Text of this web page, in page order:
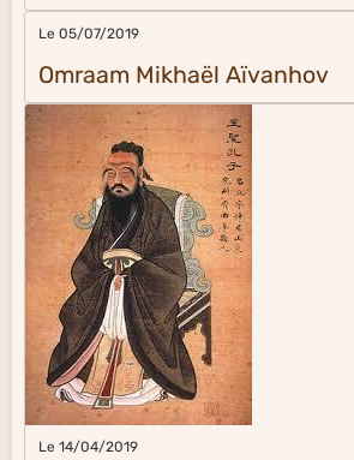
Le 05/07/2019
Omraam Mikhaël Aïvanhov
Le 14/04/2019